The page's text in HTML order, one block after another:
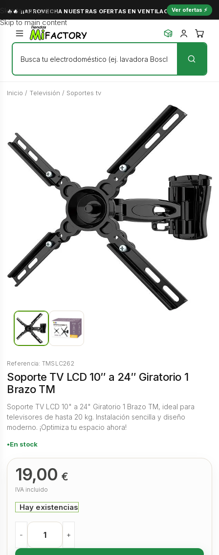
🔥🔥 ¡¡APROVECHA NUESTRAS OFERTAS EN VENTILACIÓN Y NO
Ver ofertas ⚡
Skip to navigation
Skip to main content
Inicio / Televisión / Soportes tv
Referencia: TMSLC262
Soporte TV LCD 10″ a 24″ Giratorio 1
Brazo TM
Soporte TV LCD 10" a 24" Giratorio 1 Brazo TM, ideal para
televisores de hasta 20 kg. Instalación sencilla y diseño
moderno. ¡Optimiza tu espacio ahora!
En stock
19,00 €
IVA incluido
Hay existencias